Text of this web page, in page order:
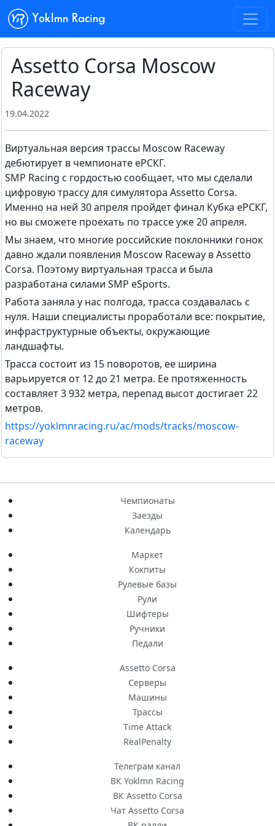
Yoklmn Racing
Assetto Corsa Moscow
Raceway
19.04.2022
Виртуальная версия трассы Moscow Raceway
дебютирует в чемпионате еРСКГ.
SMP Racing с гордостью сообщает, что мы сделали
цифровую трассу для симулятора Assetto Corsa.
Именно на ней 30 апреля пройдет финал Кубка еРСКГ,
но вы сможете проехать по трассе уже 20 апреля.
Мы знаем, что многие российские поклонники гонок
давно ждали появления Moscow Raceway в Assetto
Corsa. Поэтому виртуальная трасса и была
разработана силами SMP eSports.
Работа заняла у нас полгода, трасса создавалась с
нуля. Наши специалисты проработали все: покрытие,
инфраструктурные объекты, окружающие
ландшафты.
Трасса состоит из 15 поворотов, ее ширина
варьируется от 12 до 21 метра. Ее протяженность
составляет 3 932 метра, перепад высот достигает 22
метров.
https://yoklmnracing.ru/ac/mods/tracks/moscow-
raceway
Чемпионаты
Заезды
Календарь
Маркет
Кокпиты
Рулевые базы
Рули
Шифтеры
Ручники
Педали
Assetto Corsa
Серверы
Машины
Трассы
Time Attack
RealPenalty
Телеграм канал
ВК Yoklmn Racing
ВК Assetto Corsa
Чат Assetto Corsa